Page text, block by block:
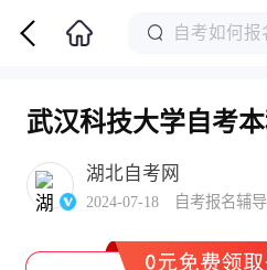
武汉科技大学自考
湖北自考网
2024-07-18 自考报名辅